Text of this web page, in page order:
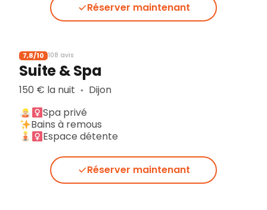
Réserver maintenant
7,8/10 108 avis
Suite & Spa
150 € la nuit ▪︎ Dijon
Spa privé
Bains à remous
Espace détente
Réserver maintenant